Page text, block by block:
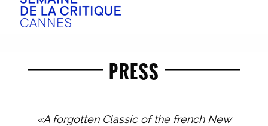
PRESS
«A forgotten Classic of the french New